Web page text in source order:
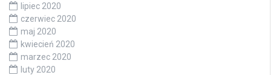
lipiec 2020
czerwiec 2020
maj 2020
kwiecień 2020
marzec 2020
luty 2020